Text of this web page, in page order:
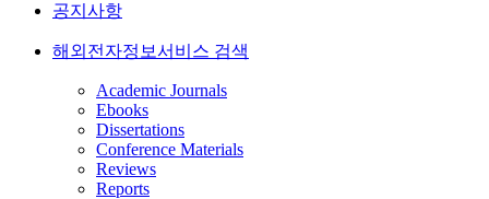
공지사항
해외전자정보서비스 검색
Academic Journals
Ebooks
Dissertations
Conference Materials
Reviews
Reports